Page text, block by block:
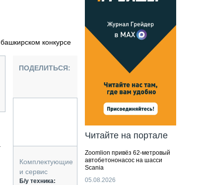
ТЕХНИКА
НАЗНАЧЕНИЯ
И ТЕХНОЛОГИИ
И СЕРВИС
конкурсе
ПОДЕЛИТЬСЯ:
Комплектующие
и сервис
Б/у техника:
Читайте на портале
Zoomlion привёз 62-метровый
автобетононасос на шасси
Scania
05.08.2026